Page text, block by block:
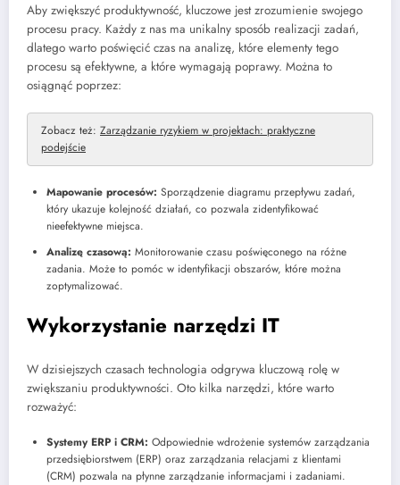
Aby zwiększyć produktywność, kluczowe jest zrozumienie swojego
procesu pracy. Każdy z nas ma unikalny sposób realizacji zadań,
dlatego warto poświęcić czas na analizę, które elementy tego
procesu są efektywne, a które wymagają poprawy. Można to
osiągnąć poprzez:
Zobacz też: Zarządzanie ryzykiem w projektach: praktyczne
podejście
Mapowanie procesów: Sporządzenie diagramu przepływu zadań,
który ukazuje kolejność działań, co pozwala zidentyfikować
nieefektywne miejsca.
Analizę czasową: Monitorowanie czasu poświęconego na różne
zadania. Może to pomóc w identyfikacji obszarów, które można
zoptymalizować.
Wykorzystanie narzędzi IT
W dzisiejszych czasach technologia odgrywa kluczową rolę w
zwiększaniu produktywności. Oto kilka narzędzi, które warto
rozważyć:
Systemy ERP i CRM: Odpowiednie wdrożenie systemów zarządzania
przedsiębiorstwem (ERP) oraz zarządzania relacjami z klientami
(CRM) pozwala na płynne zarządzanie informacjami i zadaniami.